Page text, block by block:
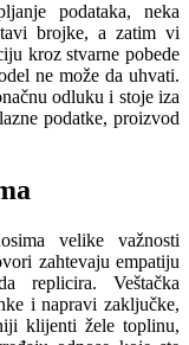
podataka, neka
brojke, a zatim vi
kroz stvarne pobede
ne može da uhvati.
odluku i stoje iza
podatke, proizvod
velike važnosti
zahtevaju empatiju
replicira. Veštačka
i napravi zaključke,
klijenti žele toplinu,